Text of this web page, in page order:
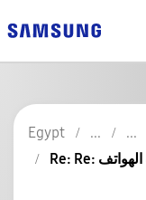
Egypt